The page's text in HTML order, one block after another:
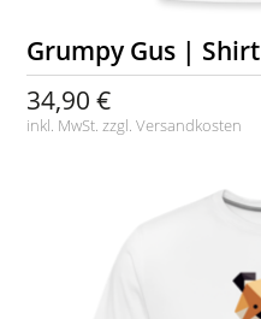
Grumpy Gus | Shirt
34,90 €
inkl. MwSt. zzgl.Versandkosten